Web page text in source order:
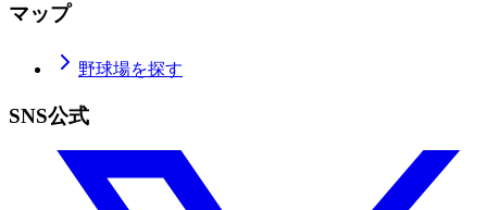
マップ
野球場を探す
SNS公式